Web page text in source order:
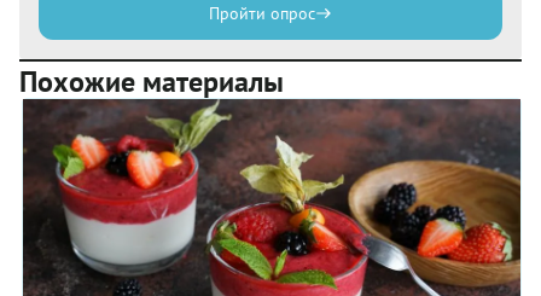
Пройти опрос
Похожие материалы